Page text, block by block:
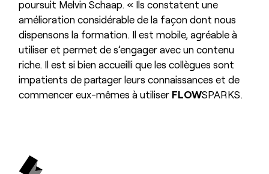
poursuit Melvin Schaap. « Ils constatent une
amélioration considérable de la façon dont nous
dispensons la formation. Il est mobile, agréable à
utiliser et permet de s’engager avec un contenu
riche. Il est si bien accueilli que les collègues sont
impatients de partager leurs connaissances et de
commencer eux-mêmes à utiliser FLOWSPARKS.